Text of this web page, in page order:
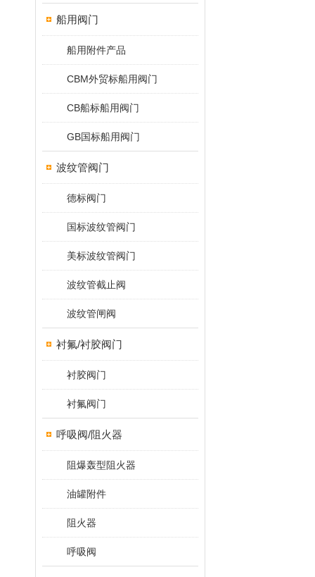
船用阀门
船用附件产品
CBM外贸标船用阀门
CB船标船用阀门
GB国标船用阀门
波纹管阀门
德标阀门
国标波纹管阀门
美标波纹管阀门
波纹管截止阀
波纹管闸阀
衬氟/衬胶阀门
衬胶阀门
衬氟阀门
呼吸阀/阻火器
阻爆轰型阻火器
油罐附件
阻火器
呼吸阀